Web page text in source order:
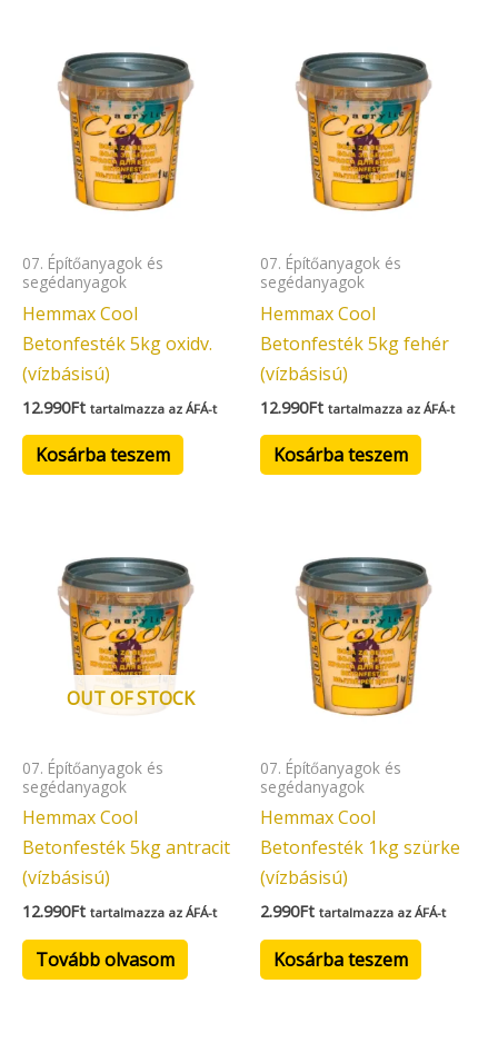
07. Építőanyagok és
segédanyagok
Hemmax Cool
Betonfesték 5kg oxidv.
(vízbásisú)
12.990Ft tartalmazza az ÁFÁ-t
Kosárba teszem
07. Építőanyagok és
segédanyagok
Hemmax Cool
Betonfesték 5kg fehér
(vízbásisú)
12.990Ft tartalmazza az ÁFÁ-t
Kosárba teszem
OUT OF STOCK
07. Építőanyagok és
segédanyagok
Hemmax Cool
Betonfesték 5kg antracit
(vízbásisú)
12.990Ft tartalmazza az ÁFÁ-t
Tovább olvasom
07. Építőanyagok és
segédanyagok
Hemmax Cool
Betonfesték 1kg szürke
(vízbásisú)
2.990Ft tartalmazza az ÁFÁ-t
Kosárba teszem